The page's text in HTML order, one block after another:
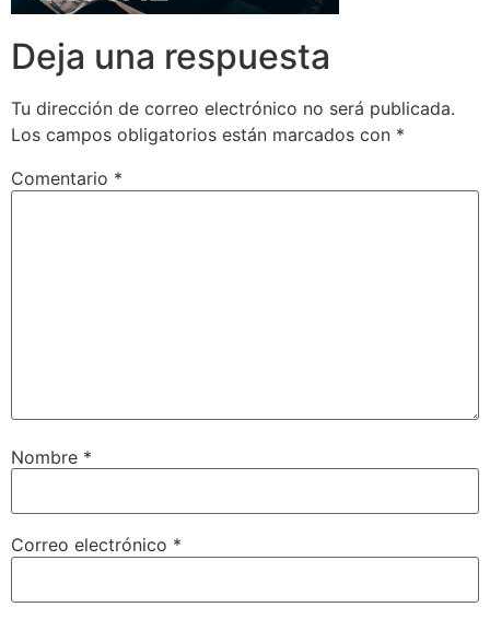
Deja una respuesta
Tu dirección de correo electrónico no será publicada.
Los campos obligatorios están marcados con *
Comentario *
Nombre *
Correo electrónico *